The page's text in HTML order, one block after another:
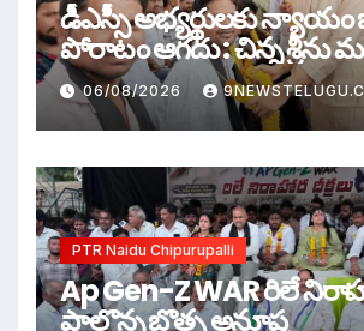
డీఎస్సీ అభ్యర్థులకు న్యాయం
పోరాటం ఆగదు : చిన్న శ్రీను మరియు సిరి
సహస్ర
06/08/2026
PTR Naidu Chipurupalli
Ap Gen-Z WAR రిలే
పాల్గొన్న బొత్స అనూష